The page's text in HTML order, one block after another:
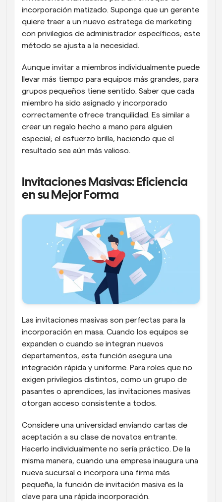
incorporación matizado. Suponga que un gerente
quiere traer a un nuevo estratega de marketing
con privilegios de administrador específicos; este
método se ajusta a la necesidad.
Aunque invitar a miembros individualmente puede
llevar más tiempo para equipos más grandes, para
grupos pequeños tiene sentido. Saber que cada
miembro ha sido asignado y incorporado
correctamente ofrece tranquilidad. Es similar a
crear un regalo hecho a mano para alguien
especial; el esfuerzo brilla, haciendo que el
resultado sea aún más valioso.
Invitaciones Masivas: Eficiencia
en su Mejor Forma
Las invitaciones masivas son perfectas para la
incorporación en masa. Cuando los equipos se
expanden o cuando se integran nuevos
departamentos, esta función asegura una
integración rápida y uniforme. Para roles que no
exigen privilegios distintos, como un grupo de
pasantes o aprendices, las invitaciones masivas
otorgan acceso consistente a todos.
Considere una universidad enviando cartas de
aceptación a su clase de novatos entrante.
Hacerlo individualmente no sería práctico. De la
misma manera, cuando una empresa inaugura una
nueva sucursal o incorpora una firma más
pequeña, la función de invitación masiva es la
clave para una rápida incorporación.